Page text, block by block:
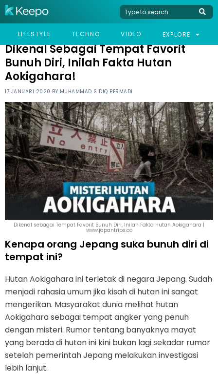
LIFESTYLE TECHNO VIDEO EXPLORE
HOME VIRAL
DIKENAL SEBAGAI TEMPAT FAVORIT BUNUH DIRI, INILAH FAKTA
Dikenal Sebagai Tempat Favorit
Bunuh Diri, Inilah Fakta Hutan
Aokigahara!
17 JANUARI 2020 BY MUHAMMAD SIDIQ PERMADI
Dikenal sebagai Tempat Favorit Bunuh Diri, Inilah Fakta Hutan Aokigahara |
www.japantrips.co
Kenapa orang Jepang suka bunuh diri di
tempat ini?
Hutan Aokigahara ini terletak di negara Jepang. Sudah
menjadi rahasia umum jika kisah di hutan ini sangat
mengerikan. Masyarakat dunia melihat hutan
Aokigahara sebagai tempat angker yang penuh
dengan misteri. Rumor tentang banyaknya mayat
yang berada di hutan ini kini bukan lagi sekadar rumor
setelah pemerintah Jepang melakukan investigasi
lebih lanjut.